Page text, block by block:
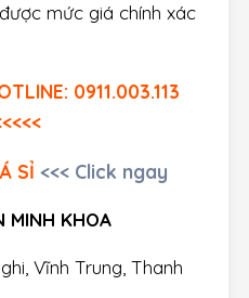
mức giá chính xác
0911.003.113
SỈ <<< Click ngay
MINH KHOA
Vĩnh Trung, Thanh